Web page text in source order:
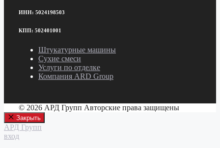
ИНН: 5024198503
КПП: 502401001
Штукатурные машины
Сухие смеси
Услуги по отделке
Компания ARD Group
© 2026 АРД Групп Авторские права защищены
Закрыть
АРД Групп
вход